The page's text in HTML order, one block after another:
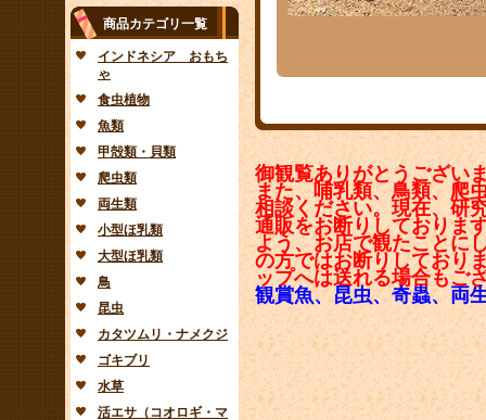
商品カテゴリ一覧
インドネシア おもち
ゃ
食虫植物
魚類
甲殻類・貝類
爬虫類
両生類
小型ほ乳類
大型ほ乳類
鳥
昆虫
カタツムリ・ナメクジ
ゴキブリ
水草
活エサ（コオロギ・マ
御観覧ありがとうござい
また、哺乳類、鳥類、爬
相談ください。現在、研
通販をお断りしておりま
よう、お店で観たことに
の方ではお断りしており
ップへは送れる場合もご
観賞魚、昆虫、奇蟲、両